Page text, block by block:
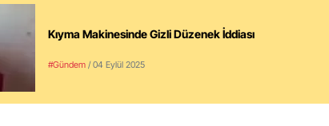
Kıyma Makinesinde Gizli Düzenek İddiası
#Gündem / 04 Eylül 2025